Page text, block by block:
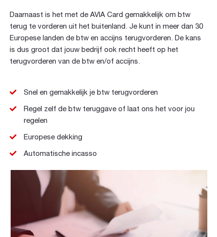
Daarnaast is het met de AVIA Card gemakkelijk om btw
terug te vorderen uit het buitenland. Je kunt in meer dan 30
Europese landen de btw en accijns terugvorderen. De kans
is dus groot dat jouw bedrijf ook recht heeft op het
terugvorderen van de btw en/of accijns.
Snel en gemakkelijk je btw terugvorderen
Regel zelf de btw teruggave of laat ons het voor jou
regelen
Europese dekking
Automatische incasso